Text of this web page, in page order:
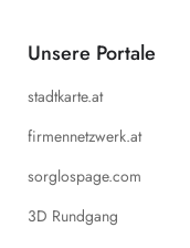
Unsere Portale
stadtkarte.at
firmennetzwerk.at
sorglospage.com
3D Rundgang